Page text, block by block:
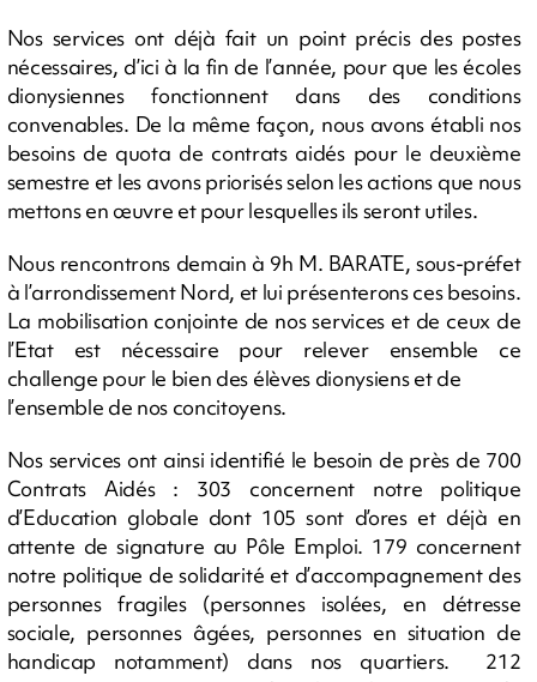
Nos services ont déjà fait un point précis des postes
nécessaires, d’ici à la fin de l’année, pour que les écoles
dionysiennes fonctionnent dans des conditions
convenables. De la même façon, nous avons établi nos
besoins de quota de contrats aidés pour le deuxième
semestre et les avons priorisés selon les actions que nous
mettons en œuvre et pour lesquelles ils seront utiles.
Nous rencontrons demain à 9h M. BARATE, sous-préfet
à l’arrondissement Nord, et lui présenterons ces besoins.
La mobilisation conjointe de nos services et de ceux de
l’Etat est nécessaire pour relever ensemble ce
challenge pour le bien des élèves dionysiens et de
l’ensemble de nos concitoyens.
Nos services ont ainsi identifié le besoin de près de 700
Contrats Aidés : 303 concernent notre politique
d’Education globale dont 105 sont d’ores et déjà en
attente de signature au Pôle Emploi. 179 concernent
notre politique de solidarité et d’accompagnement des
personnes fragiles (personnes isolées, en détresse
sociale, personnes âgées, personnes en situation de
handicap notamment) dans nos quartiers. 212